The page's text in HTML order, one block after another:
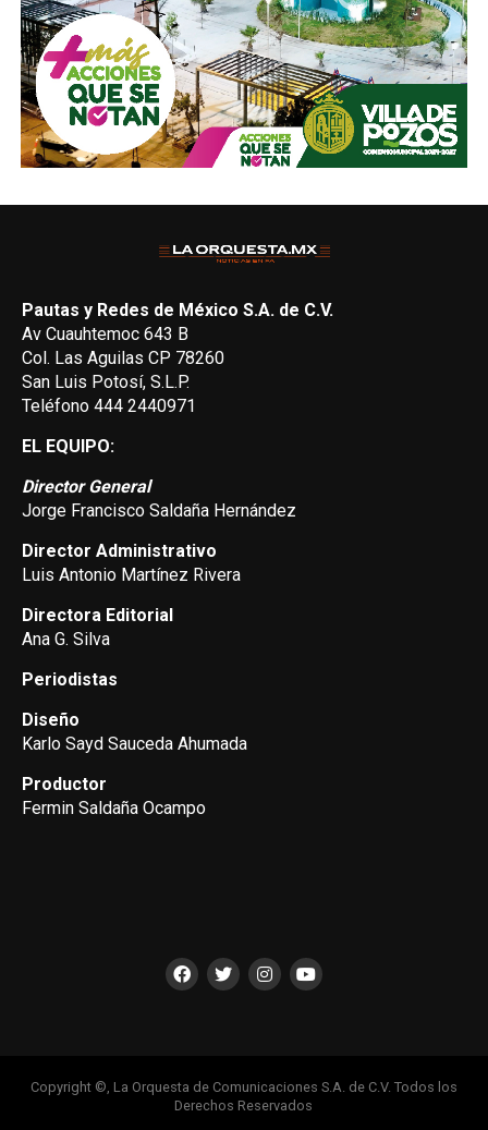
Pautas y Redes de México S.A. de C.V.
Av Cuauhtemoc 643 B
Col. Las Aguilas CP 78260
San Luis Potosí, S.L.P.
Teléfono 444 2440971
EL EQUIPO:
Director General
Jorge Francisco Saldaña Hernández
Director Administrativo
Luis Antonio Martínez Rivera
Directora Editorial
Ana G. Silva
Periodistas
Diseño
Karlo Sayd Sauceda Ahumada
Productor
Fermin Saldaña Ocampo
Copyright ©, La Orquesta de Comunicaciones S.A. de C.V. Todos los
Derechos Reservados